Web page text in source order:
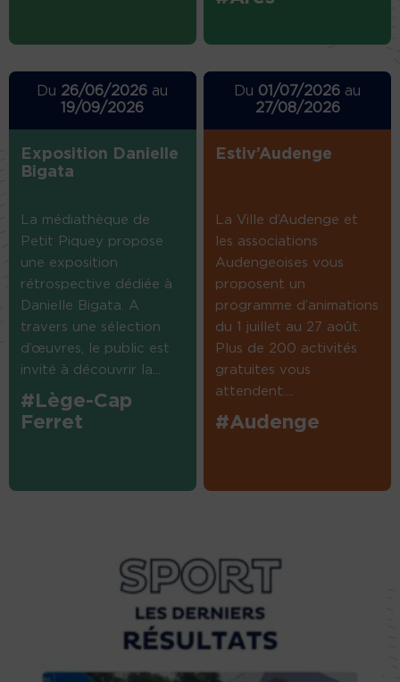
Du 26/06/2026 au
19/09/2026
Exposition Danielle
Bigata
La médiathèque de
Petit Piquey propose
une exposition
rétrospective dédiée à
Danielle Bigata. A
travers une sélection
d’œuvres, le public est
invité à découvrir la...
#Lège-Cap
Ferret
Du 01/07/2026 au
27/08/2026
Estiv’Audenge
La Ville d’Audenge et
les associations
Audengeoises vous
proposent un
programme d’animations
du 1 juillet au 27 août.
Plus de 200 activités
gratuites vous
attendent....
#Audenge